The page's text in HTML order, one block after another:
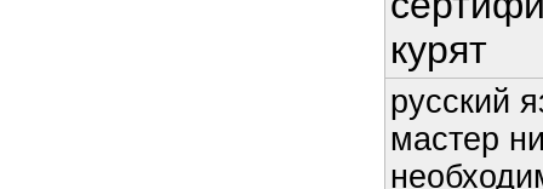
курят
русский
мастер